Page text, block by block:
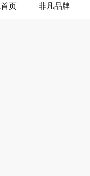
页 非凡品牌